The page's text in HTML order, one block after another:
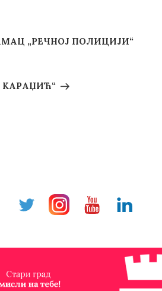
„РЕЧНОЈ ПОЛИЦИЈИ“
КАРАЏИЋ“
TwitterInstragramYoutubeLinkedin